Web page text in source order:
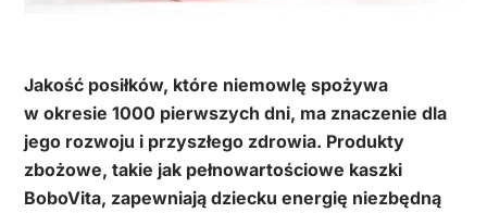
Jakość posiłków, które niemowlę spożywa
w okresie 1000 pierwszych dni, ma znaczenie dla
jego rozwoju i przyszłego zdrowia. Produkty
zbożowe, takie jak pełnowartościowe kaszki
BoboVita, zapewniają dziecku energię niezbędną